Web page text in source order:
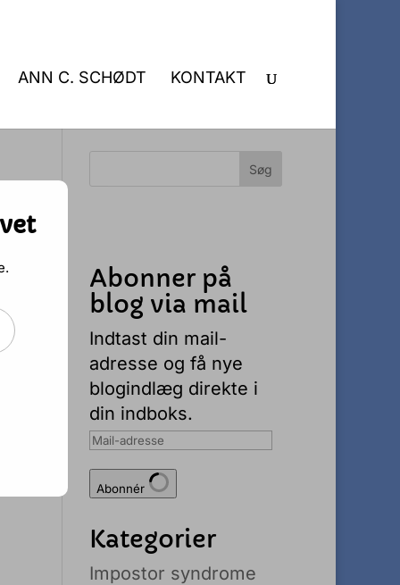
ANN C. SCHØDT KONTAKT
Abonner på
blog via mail
Indtast din mail-
adresse og få nye
blogindlæg direkte i
din indboks.
Mail-
Abonnér
Kategorier
Impostor syndrome